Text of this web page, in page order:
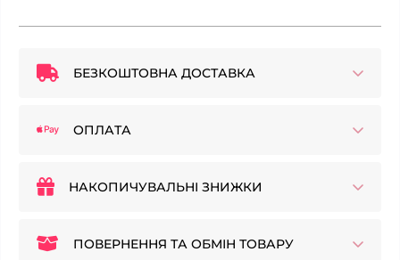
БЕЗКОШТОВНА ДОСТАВКА
ОПЛАТА
НАКОПИЧУВАЛЬНІ ЗНИЖКИ
ПОВЕРНЕННЯ ТА ОБМІН ТОВАРУ